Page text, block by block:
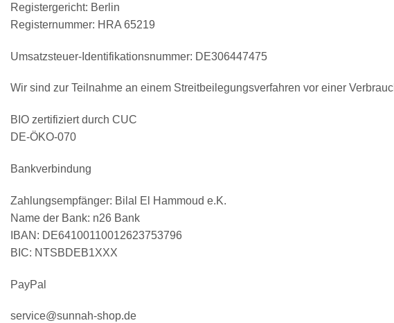
Registergericht: Berlin
Registernummer: HRA 65219
Umsatzsteuer-Identifikationsnummer: DE306447475
Wir sind zur Teilnahme an einem Streitbeilegungsverfahren vor einer
BIO zertifiziert durch CUC
DE-ÖKO-070
Bankverbindung
Zahlungsempfänger: Bilal El Hammoud e.K.
Name der Bank: n26 Bank
IBAN: DE64100110012623753796
BIC: NTSBDEB1XXX
PayPal
service@sunnah-shop.de